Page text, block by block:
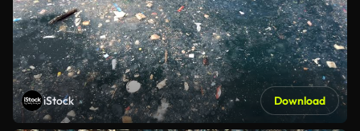
iStock Download